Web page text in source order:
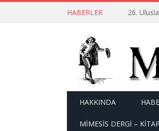
HABERLER 26.
HAKKINDA
MİMESİS DERGİ – KİTAP